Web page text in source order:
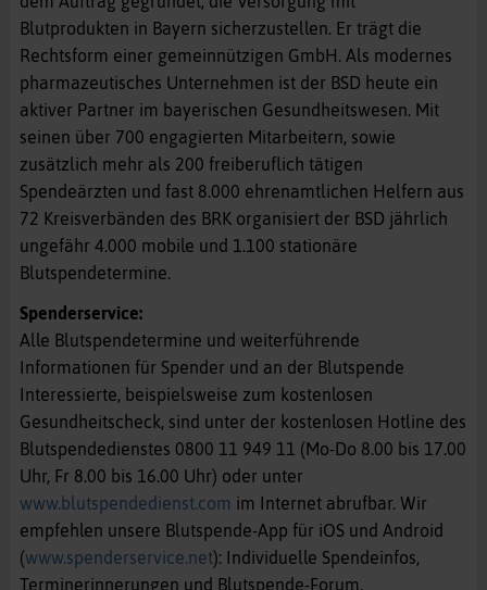
Blutprodukten in Bayern sicherzustellen. Er trägt die
Rechtsform einer gemeinnützigen GmbH. Als modernes
pharmazeutisches Unternehmen ist der BSD heute ein
aktiver Partner im bayerischen Gesundheitswesen. Mit
seinen über 700 engagierten Mitarbeitern, sowie
zusätzlich mehr als 200 freiberuflich tätigen
Spendeärzten und fast 8.000 ehrenamtlichen Helfern aus
72 Kreisverbänden des BRK organisiert der BSD jährlich
ungefähr 4.000 mobile und 1.100 stationäre
Blutspendetermine.
Spenderservice:
Alle Blutspendetermine und weiterführende
Informationen für Spender und an der Blutspende
Interessierte, beispielsweise zum kostenlosen
Gesundheitscheck, sind unter der kostenlosen Hotline des
Blutspendedienstes 0800 11 949 11 (Mo-Do 8.00 bis 17.00
Uhr, Fr 8.00 bis 16.00 Uhr) oder unter
www.blutspendedienst.com im Internet abrufbar. Wir
empfehlen unsere Blutspende-App für iOS und Android
(www.spenderservice.net): Individuelle Spendeinfos,
Terminerinnerungen und Blutspende-Forum.